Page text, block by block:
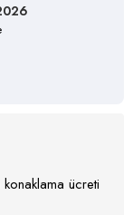
ücreti